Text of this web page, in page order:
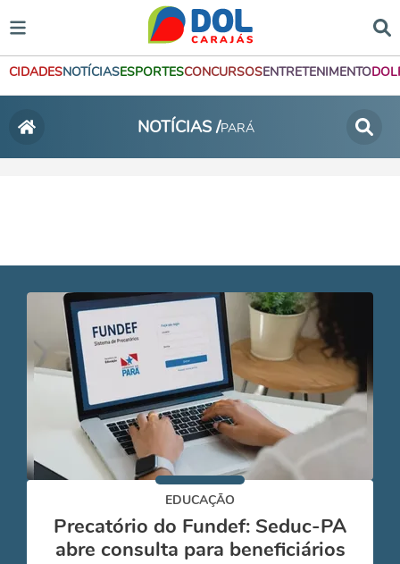
CIDADESNOTÍCIASESPORTESCONCURSOSENTRETENIMENTO
NOTÍCIAS /PARÁ
EDUCAÇÃO
Precatório do Fundef: Seduc-PA
abre consulta para beneficiários